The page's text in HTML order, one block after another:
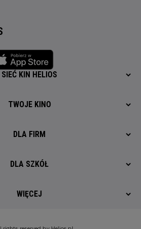
SIEĆ KIN HELIOS
TWOJE KINO
DLA FIRM
DLA SZKÓŁ
WIĘCEJ